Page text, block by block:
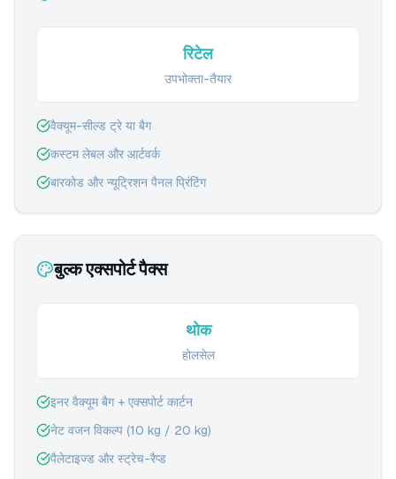
रिटेल
उपभोक्ता-तैयार
वैक्यूम-सील्ड ट्रे या बैग
कस्टम लेबल और आर्टवर्क
बारकोड और न्यूट्रिशन पैनल प्रिंटिंग
बुल्क एक्सपोर्ट पैक्स
थोक
होलसेल
इनर वैक्यूम बैग + एक्सपोर्ट कार्टन
नेट वजन विकल्प (10 kg / 20 kg)
पैलेटाइज्ड और स्ट्रेच-रैप्ड